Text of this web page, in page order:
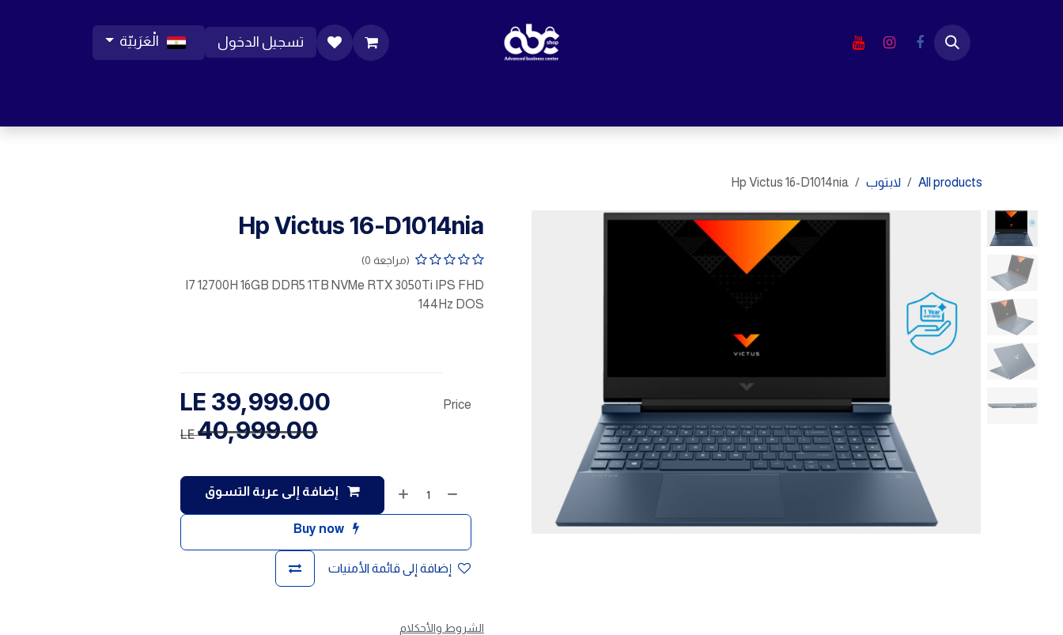
تسجيل الدخول الْعَرَبيّة
All products لابتوب Hp Victus 16-D1014nia
Hp Victus 16-D1014nia
(مراجعة 0)
I7 12700H 16GB DDR5 1TB NVMe RTX 3050Ti IPS FHD
144Hz DOS
إضافة إلى عربة التسوق
Buy now
إضافة إلى قائمة الأمنيات
Price
39,999.00
40,999.00
LE
الشروط والأحكلام